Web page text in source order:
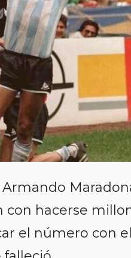
hacerse
el número con